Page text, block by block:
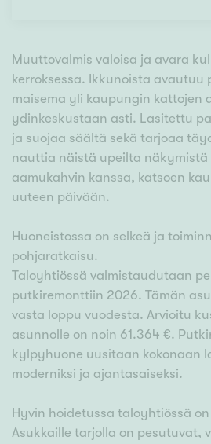
Muuttovalmis valoisa ja avara
kerroksessa. Ikkunoista avautuu
maisema yli kaupungin kattojen
ydinkeskustaan asti. Lasitettu
ja suojaa säältä sekä tarjoaa
nauttia näistä upeilta näkymistä
aamukahvin kanssa, katsoen
uuteen päivään.
Huoneistossa on selkeä ja
pohjaratkaisu.
Taloyhtiössä valmistaudutaan
putkiremonttiin 2026. Tämän
vasta loppu vuodesta. Arvioitu
asunnolle on noin 61.364 €.
kylpyhuone uusitaan kokonaan
moderniksi ja ajantasaiseksi.
Hyvin hoidetussa taloyhtiössä
Asukkaille tarjolla on pesutuvat,